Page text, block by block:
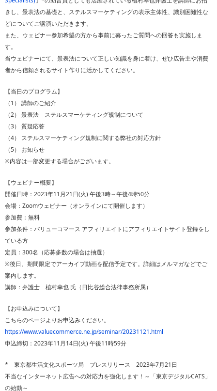
きし、景表法の基礎と、ステルスマーケティングの表示主体性、識別困難性な
どについてご講演いただきます。
また、ウェビナー参加希望の方から事前に募ったご質問への回答も実施しま
す。
当ウェビナーにて、景表法について正しい知識を身に着け、ぜひ広告主や消費
者から信頼されるサイト作りに活かしてください。
【当日のプログラム】
（1） 講師のご紹介
（2） 景表法 ステルスマーケティング規制について
（3） 質疑応答
（4） ステルスマーケティング規制に関する弊社の対応方針
（5） お知らせ
※内容は一部変更する場合がございます。
【ウェビナー概要】
開催日時：2023年11月21日(火) 午後3時～午後4時50分
会場：Zoomウェビナー（オンラインにて開催します）
参加費：無料
参加条件：バリューコマース アフィリエイトにアフィリエイトサイト登録をし
ている方
定員：300名（応募多数の場合は抽選）
※後日、期間限定でアーカイブ動画を配信予定です。詳細はメルマガなどでご
案内します。
講師：弁護士 植村幸也 氏（日比谷総合法律事務所属）
【お申込みについて】
こちらのページよりお申込みください。
https://www.valuecommerce.ne.jp/seminar/20231121.html
申込締切：2023年11月14日(火) 午後11時59分
* 東京都生活文化スポーツ局 プレスリリース 2023年7月21日
不当なインターネット広告への対応力を強化します！～「東京デジタルCATS」
の始動～